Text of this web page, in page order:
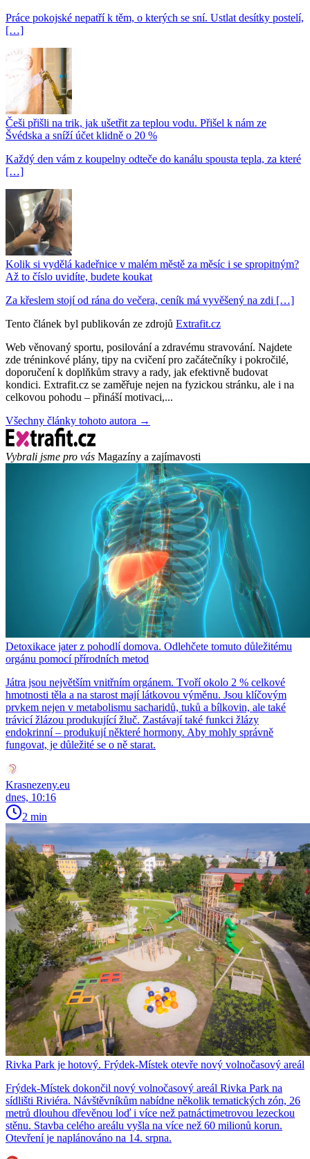
Práce pokojské nepatří k těm, o kterých se sní. Ustlat desítky postelí,
[…]
Češi přišli na trik, jak ušetřit za teplou vodu. Přišel k nám ze
Švédska a sníží účet klidně o 20 %
Každý den vám z koupelny odteče do kanálu spousta tepla, za které
[…]
Kolik si vydělá kadeřnice v malém městě za měsíc i se spropitným?
Až to číslo uvidíte, budete koukat
Za křeslem stojí od rána do večera, ceník má vyvěšený na zdi […]
Tento článek byl publikován ze zdrojů Extrafit.cz
Web věnovaný sportu, posilování a zdravému stravování. Najdete
zde tréninkové plány, tipy na cvičení pro začátečníky i pokročilé,
doporučení k doplňkům stravy a rady, jak efektivně budovat
kondici. Extrafit.cz se zaměřuje nejen na fyzickou stránku, ale i na
celkovou pohodu – přináší motivaci,...
Všechny články tohoto autora →
Vybrali jsme pro vás Magazíny a zajímavosti
Detoxikace jater z pohodlí domova. Odlehčete tomuto důležitému
orgánu pomocí přírodních metod
Játra jsou největším vnitřním orgánem. Tvoří okolo 2 % celkové
hmotnosti těla a na starost mají látkovou výměnu. Jsou klíčovým
prvkem nejen v metabolismu sacharidů, tuků a bílkovin, ale také
trávicí žlázou produkující žluč. Zastávají také funkci žlázy
endokrinní – produkují některé hormony. Aby mohly správně
fungovat, je důležité se o ně starat.
Krasnezeny.eu
dnes, 10:16
2 min
Rivka Park je hotový. Frýdek-Místek otevře nový volnočasový areál
Frýdek-Místek dokončil nový volnočasový areál Rivka Park na
sídlišti Riviéra. Návštěvníkům nabídne několik tematických zón, 26
metrů dlouhou dřevěnou loď i více než patnáctimetrovou lezeckou
stěnu. Stavba celého areálu vyšla na více než 60 milionů korun.
Otevření je naplánováno na 14. srpna.